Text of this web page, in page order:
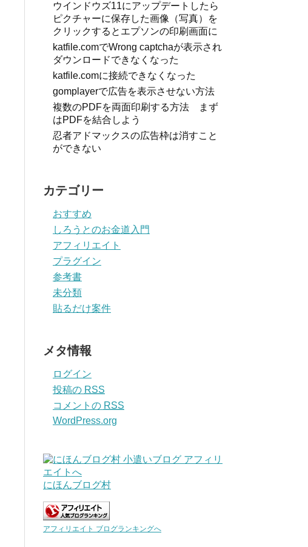
ウインドウズ11にアップデートしたら
ピクチャーに保存した画像（写真）を
クリックするとエプソンの印刷画面に
katfile.comでWrong captchaが表示され
ダウンロードできなくなった
katfile.comに接続できなくなった
gomplayerで広告を表示させない方法
複数のPDFを両面印刷する方法 まず
はPDFを結合しよう
忍者アドマックスの広告枠は消すこと
ができない
カテゴリー
おすすめ
しろうとのお金道入門
アフィリエイト
プラグイン
参考書
未分類
貼るだけ案件
メタ情報
ログイン
投稿の RSS
コメントの RSS
WordPress.org
にほんブログ村
アフィリエイト ブログランキングへ